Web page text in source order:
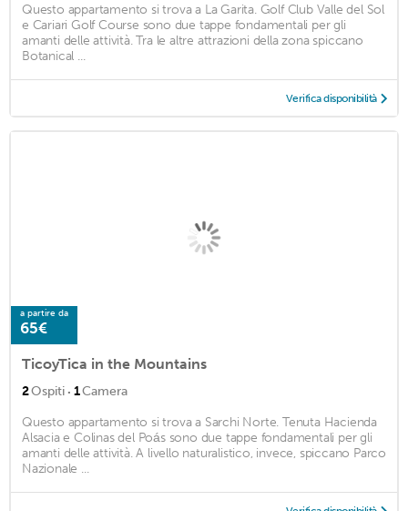
Questo appartamento si trova a La Garita. Golf Club Valle del Sol
e Cariari Golf Course sono due tappe fondamentali per gli
amanti delle attività. Tra le altre attrazioni della zona spiccano
Botanical ...
Verifica disponibilità
a partire da
65€
TicoyTica in the Mountains
2Ospiti · 1Camera
Questo appartamento si trova a Sarchi Norte. Tenuta Hacienda
Alsacia e Colinas del Poás sono due tappe fondamentali per gli
amanti delle attività. A livello naturalistico, invece, spiccano Parco
Nazionale ...